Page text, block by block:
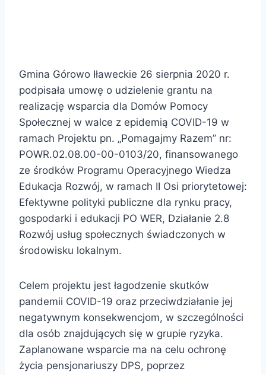
Gmina Górowo Iławeckie 26 sierpnia 2020 r.
podpisała umowę o udzielenie grantu na
realizację wsparcia dla Domów Pomocy
Społecznej w walce z epidemią COVID-19 w
ramach Projektu pn. „Pomagajmy Razem” nr:
POWR.02.08.00-00-0103/20, finansowanego
ze środków Programu Operacyjnego Wiedza
Edukacja Rozwój, w ramach II Osi priorytetowej:
Efektywne polityki publiczne dla rynku pracy,
gospodarki i edukacji PO WER, Działanie 2.8
Rozwój usług społecznych świadczonych w
środowisku lokalnym.
Celem projektu jest łagodzenie skutków
pandemii COVID-19 oraz przeciwdziałanie jej
negatywnym konsekwencjom, w szczególności
dla osób znajdujących się w grupie ryzyka.
Zaplanowane wsparcie ma na celu ochronę
życia pensjonariuszy DPS, poprzez